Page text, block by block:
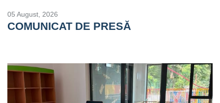
05 August, 2026
COMUNICAT DE PRESĂ